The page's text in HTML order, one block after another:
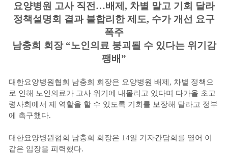
요양병원 고사 직전…배제, 차별 말고 기회 달라
정책설명회 결과 불합리한 제도, 수가 개선 요구
폭주
남충희 회장 “노인의료 붕괴될 수 있다는 위기감
팽배”
대한요양병원협회 남충희 회장은 요양병원 배제, 차별 정책으
로 인해 노인의료가 고사 위기에 내몰리고 있다며 다가올 초고
령사회에서 제 역할을 할 수 있도록 기회를 보장해 달라고 정부
에 촉구했다.
대한요양병원협회 남충희 회장은 14일 기자간담회를 열어 이
같은 입장을 피력했다.